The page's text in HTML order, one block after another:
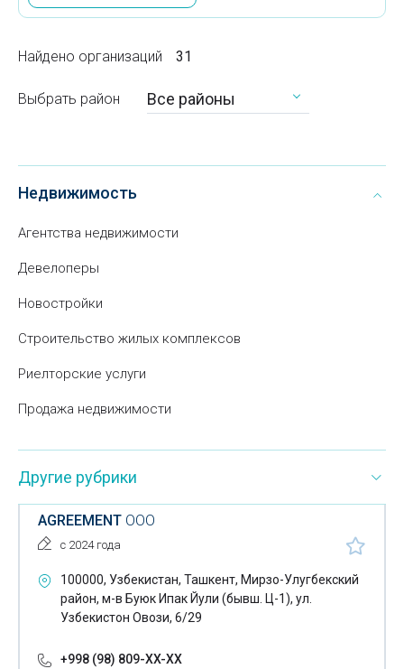
Найдено организаций 31
Выбрать район Все районы
Недвижимость
Агентства недвижимости
Девелоперы
Новостройки
Строительство жилых комплексов
Риелторские услуги
Продажа недвижимости
Другие рубрики
AGREEMENT ООО
с 2024 года
100000, Узбекистан, Ташкент, Мирзо-Улугбекский
район, м-в Буюк Ипак Йули (бывш. Ц-1), ул.
Узбекистон Овози, 6/29
+998 (98) 809-XX-XX